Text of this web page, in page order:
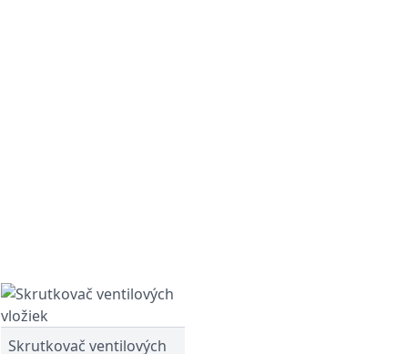
Skrutkovač ventilových